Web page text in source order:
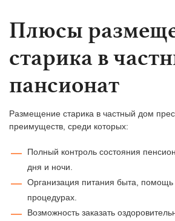
Плюсы
старика в
пансионат
Размещение старика в частный дом
преимуществ, среди которых:
Полный контроль состояния
дня и ночи.
Организация питания быта, помощь
процедурах.
Возможность заказать